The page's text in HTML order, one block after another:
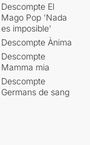
Descompte El
Mago Pop 'Nada
es imposible'
Descompte Ànima
Descompte
Mamma mia
Descompte
Germans de sang